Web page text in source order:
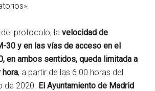
protocolo, la velocidad de
30 y en las vías de acceso en el
en ambos sentidos, queda limitada a
, a partir de las 6.00 horas del
de 2020. El Ayuntamiento de Madrid